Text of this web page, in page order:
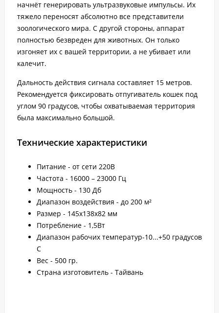
начнёт генерировать ультразвуковые импульсы. Их
тяжело переносят абсолютно все представители
зоологического мира. С другой стороны, аппарат
полностью безвреден для животных. Он только
изгоняет их с вашей территории, а не убивает или
калечит.
Дальность действия сигнала составляет 15 метров.
Рекомендуется фиксировать отпугиватель кошек под
углом 90 градусов, чтобы охватываемая территория
была максимально большой.
Технические характеристики
Питание - от сети 220B
Частота - 16000 – 23000 Гц
Мощность - 130 Дб
Диапазон воздействия - до 200 м²
Размер - 145х138х82 мм
Потребление - 1,5Вт
Диапазон рабочих температур-10...+50 градусов
С
Вес - 500 гр.
Страна изготовитель - Тайвань